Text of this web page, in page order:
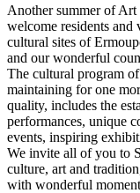
Another summer of
welcome residents
cultural sites of
and our wonderful
The cultural program
maintaining for one
quality, includes the
performances, unique
events, inspiring
We invite all of you to
culture, art and
with wonderful